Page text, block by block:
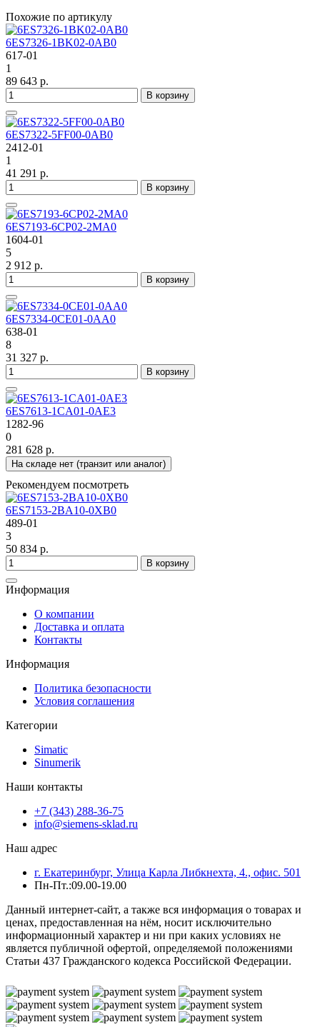
Похожие по артикулу
6ES7326-1BK02-0AB0
617-01
1
89 643 р.
В корзину
6ES7322-5FF00-0AB0
2412-01
1
41 291 р.
В корзину
6ES7193-6CP02-2MA0
1604-01
5
2 912 р.
В корзину
6ES7334-0CE01-0AA0
638-01
8
31 327 р.
В корзину
6ES7613-1CA01-0AE3
1282-96
0
281 628 р.
На складе нет (транзит или аналог)
Рекомендуем посмотреть
6ES7153-2BA10-0XB0
489-01
3
50 834 р.
В корзину
Информация
О компании
Доставка и оплата
Контакты
Информация
Политика безопасности
Условия соглашения
Категории
Simatic
Sinumerik
Наши контакты
+7 (343) 288-36-75
info@siemens-sklad.ru
Наш адрес
г. Екатеринбург, Улица Карла Либкнехта, 4., офис. 501
Пн-Пт.:09.00-19.00
Данный интернет-сайт, а также вся информация о товарах и
ценах, предоставленная на нём, носит исключительно
информационный характер и ни при каких условиях не
является публичной офертой, определяемой положениями
Статьи 437 Гражданского кодекса Российской Федерации.